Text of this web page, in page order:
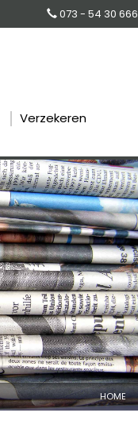
073 - 54 30 666
Verzekeren
HOME